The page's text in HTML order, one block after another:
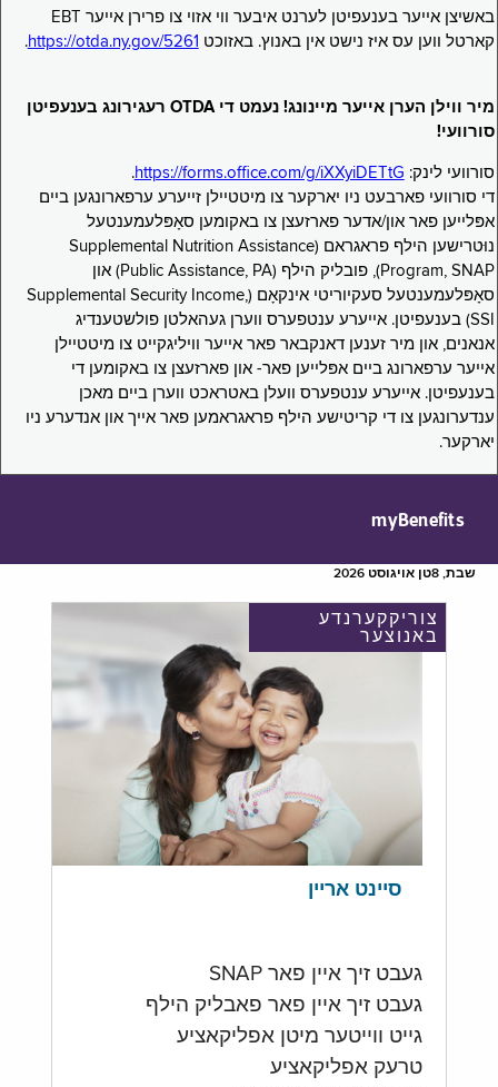
באשיצן אייער בענעפיטן לערנט איבער ווי אזוי צו פרירן אייער EBT
קארטל ווען עס איז נישט אין באנוץ. באזוכט https://otda.ny.gov/5261
.
מיר ווילן הערן אייער מיינונג! נעמט די OTDA רעגירונג בענעפיטן
סורוועי!
סורוועי לינק: https://forms.office.com/g/iXXyiDETtG
.
די סורוועי פארבעט ניו יארקער צו מיטטיילן זייערע ערפארונגען ביים
אפּלייען פאר און/אדער פארזעצן צו באקומען סאָפּלעמענטעל
נוּטרישען הילף פראגראם (Supplemental Nutrition Assistance
Program, SNAP), פובליק הילף (Public Assistance, PA) און
סאָפּלעמענטעל סעקיוריטי אינקאָם (Supplemental Security Income,
SSI) בענעפיטן. אייערע ענטפערס ווערן געהאלטן פולשטענדיג
אנאנים, און מיר זענען דאנקבאר פאר אייער וויליגקייט צו מיטטיילן
אייער ערפארונג ביים אפּלייען פאר- און פארזעצן צו באקומען די
בענעפיטן. אייערע ענטפערס וועלן באטראכט ווערן ביים מאכן
ענדערונגען צו די קריטישע הילף פראגראמען פאר אייך און אנדערע ניו
יארקער.
myBenefits
שבת, 8טן אויגוסט 2026
צוריקקערנדע
באנוצער
סיינט אריין
געבט זיך איין פאר SNAP
געבט זיך איין פאר פאבליק הילף
גייט ווייטער מיטן אפליקאציע
טרעק אפליקאציע